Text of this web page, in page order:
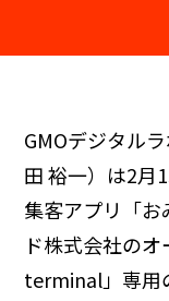
GMOデジタル
田 裕一）は2月
集客アプリ「
ド株式会社の
terminal」専用